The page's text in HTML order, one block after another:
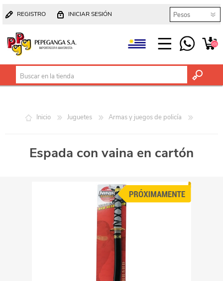
REGISTRO INICIAR SESIÓN
(0)
Inicio Juguetes Armas y juegos de policía
Espada con vaina en cartón